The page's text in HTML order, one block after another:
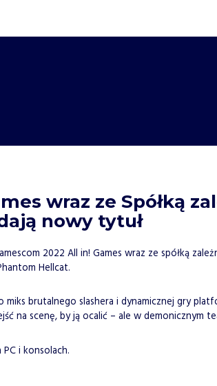
wraz ze Spółką
nowy tytuł
2022 All in! Games wraz ze spółką
Hellcat.
miks brutalnego slashera i dynamicznej gry
na scenę, by ją ocalić – ale w demonicznym
i konsolach.